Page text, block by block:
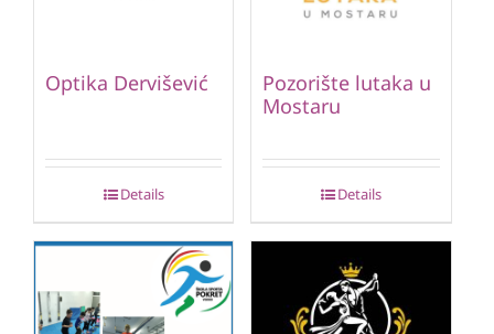
Optika Dervišević
Details
Pozorište lutaka u
Mostaru
Details